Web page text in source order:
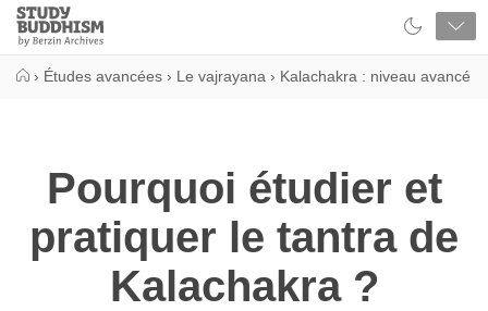
Close
Study
Buddhism
Home
› Études avancées › Le vajrayana › Kalachakra : niveau avancé
Pourquoi étudier et
pratiquer le tantra de
Kalachakra ?